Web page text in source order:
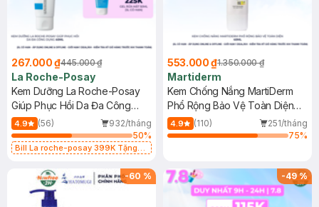
267.000 ₫445.000 ₫
La Roche-Posay
Kem Dưỡng La Roche-Posay
Giúp Phục Hồi Da Đa Công
Dụng 40ml
4.9 (56)
932/tháng
50%
Bill La roche-posay 399K Tặng
(SL có hạn)
553.000 ₫1.350.000 ₫
Martiderm
Kem Chống Nắng MartiDerm
Phổ Rộng Bảo Vệ Toàn Diện
40ml
4.9 (110)
251/tháng
75%
-60 % -49%